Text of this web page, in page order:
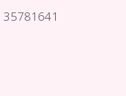
35781641